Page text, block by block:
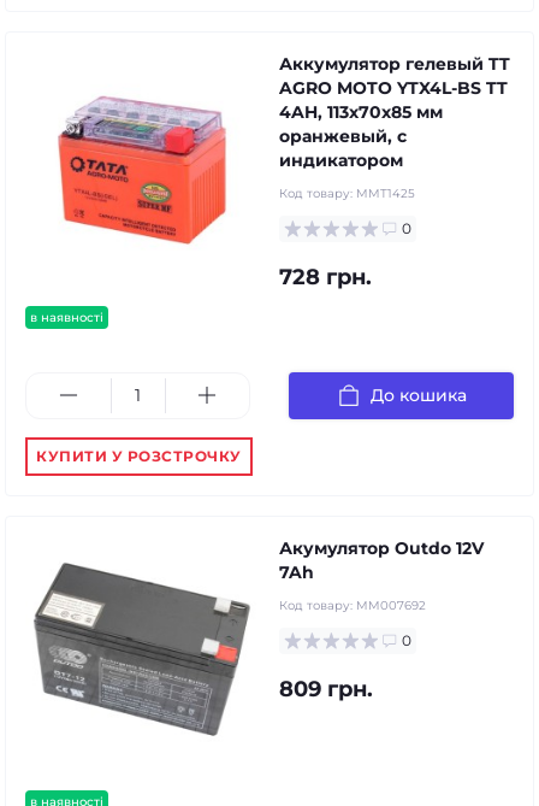
в наявності
Аккумулятор гелевый TT
AGRO MOTO YTX4L-BS TT
4AH, 113х70х85 мм
оранжевый, с
индикатором
Код товару: MMT1425
0
728 грн.
До кошика
КУПИТИ У РОЗСТРОЧКУ
в наявності
Акумулятор Outdo 12V
7Ah
Код товару: MM007692
0
809 грн.